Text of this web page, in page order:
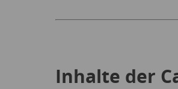
Inhalte der